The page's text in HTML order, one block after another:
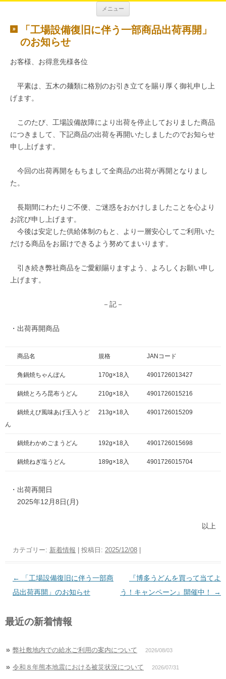
メニュー
ン
ツ
「工場設備復旧に伴う一部商品出荷再開」
のお知らせ
お客様、お得意先様各位
平素は、五木の麺類に格別のお引き立てを賜り厚く御礼申し上
げます。
このたび、工場設備故障により出荷を停止しておりました商品
につきまして、下記商品の出荷を再開いたしましたのでお知らせ
申し上げます。
今回の出荷再開をもちまして全商品の出荷が再開となりまし
た。
長期間にわたりご不便、ご迷惑をおかけしましたことを心より
お詫び申し上げます。
今後は安定した供給体制のもと、より一層安心してご利用いた
だける商品をお届けできるよう努めてまいります。
引き続き弊社商品をご愛顧賜りますよう、よろしくお願い申し
上げます。
－記－
・出荷再開商品
商品名 規格 JANコード
角鍋焼ちゃんぽん 170g×18入 4901726013427
鍋焼とろろ昆布うどん 210g×18入 4901726015216
鍋焼えび風味あげ玉入うど
ん
213g×18入 4901726015209
鍋焼わかめごまうどん 192g×18入 4901726015698
鍋焼ねぎ塩うどん 189g×18入 4901726015704
・出荷再開日
2025年12月8日(月)
以上
カテゴリー: 新着情報 | 投稿日: 2025/12/08
投
稿
ビ
ー
シ
←
「工場設備復旧に伴う一部商
品出荷再開」のお知らせ
『博多うどんを買って当てよ
う！キャンペーン』開催中！
→
最近の新着情報
弊社敷地内での給水ご利用の案内について 2026/08/03
令和８年熊本地震における被災状況について 2026/07/31